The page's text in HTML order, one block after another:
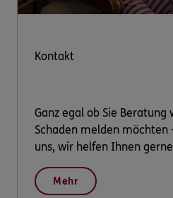
Kontakt
Ganz egal ob Sie
Schaden melden möchten
uns, wir helfen Ihnen
Mehr